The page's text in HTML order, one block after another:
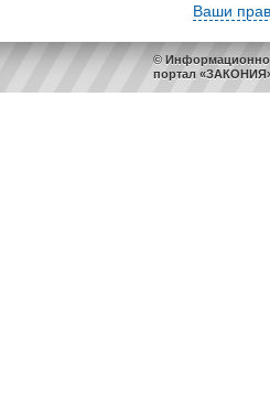
Ваши
©
портал